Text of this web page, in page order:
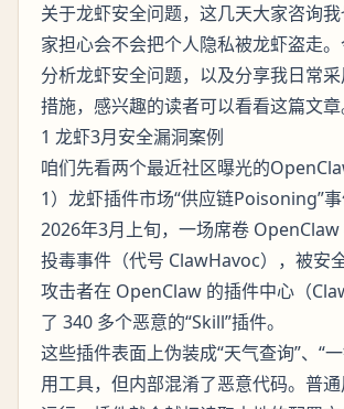
关于龙虾安全问题，这几天大家咨询
家担心会不会把个人隐私被龙虾盗走
分析龙虾安全问题，以及分享我日常
措施，感兴趣的读者可以看看这篇文章
1 龙虾3月安全漏洞案例
咱们先看两个最近社区曝光的
1）龙虾插件市场“供应链Poisoning”
2026年3月上旬，一场席卷
投毒事件（代号 ClawHavoc），被安
攻击者在 OpenClaw 的插件中心（
了 340 多个恶意的“Skill”插件。
这些插件表面上伪装成“天气查询”、“
用工具，但内部混淆了恶意代码。普